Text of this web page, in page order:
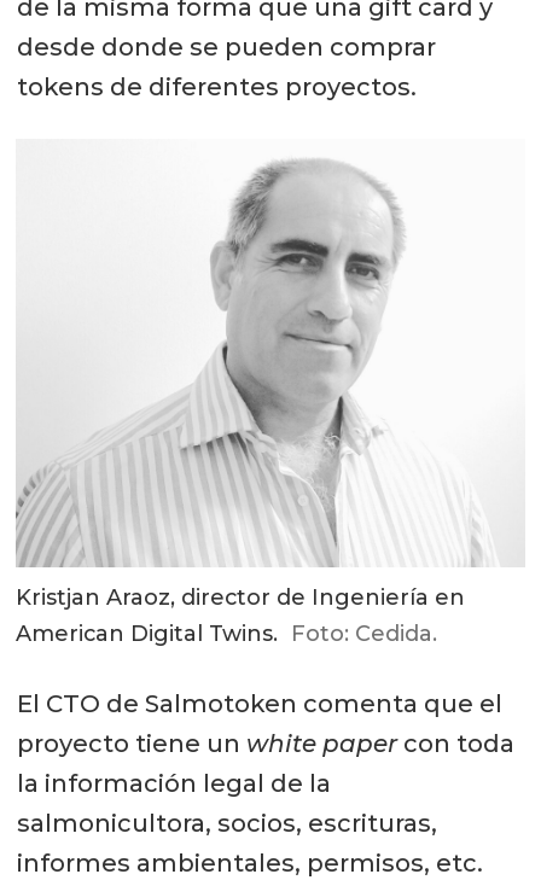
de la misma forma que una gift card y
desde donde se pueden comprar
tokens de diferentes proyectos.
Kristjan Araoz, director de Ingeniería en
American Digital Twins. Foto: Cedida.
El CTO de Salmotoken comenta que el
proyecto tiene un white papercon toda
la información legal de la
salmonicultora, socios, escrituras,
informes ambientales, permisos, etc.